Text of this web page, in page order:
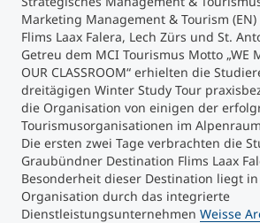
Technische Weiterbildung
Maßgeschneiderte Programme
Executive Education
Marketing Management & Tourism
Flims Laax Falera, Lech Zürs und St.
Getreu dem MCI Tourismus Motto „WE
OUR CLASSROOM“ erhielten die
dreitägigen Winter Study Tour
die Organisation von einigen der
Tourismusorganisationen im
Die ersten zwei Tage verbrachten die
Graubündner Destination Flims Laax
Besonderheit dieser Destination liegt
Organisation durch das integrierte
Dienstleistungsunternehmen Weisse